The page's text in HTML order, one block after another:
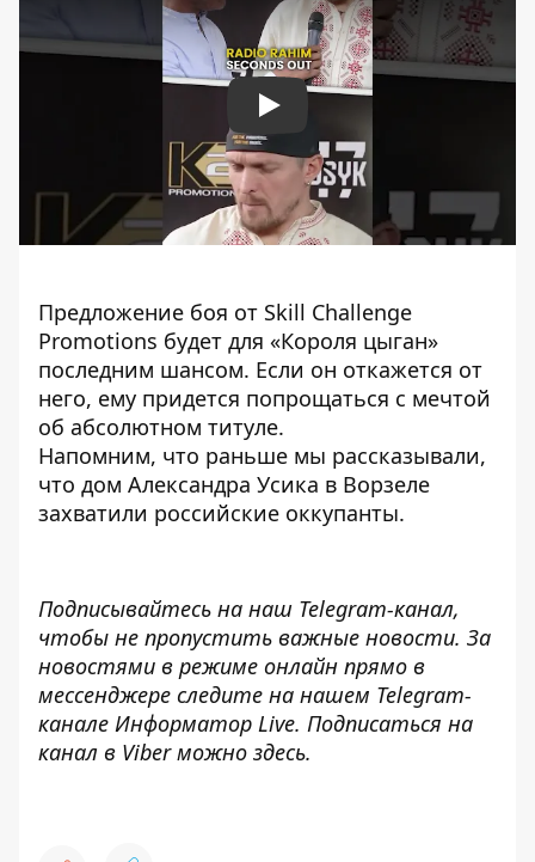
Play
Предложение боя от Skill Challenge
Promotions будет для «Короля цыган»
последним шансом. Если он откажется от
него, ему придется попрощаться с мечтой
об абсолютном титуле.
Напомним, что раньше мы рассказывали,
что дом Александра Усика в Ворзеле
захватили российские оккупанты.
Подписывайтесь на наш Telegram-канал,
чтобы не пропустить важные новости. За
новостями в режиме онлайн прямо в
мессенджере следите на нашем Telegram-
канале Информатор Live. Подписаться на
канал в Viber можно здесь.